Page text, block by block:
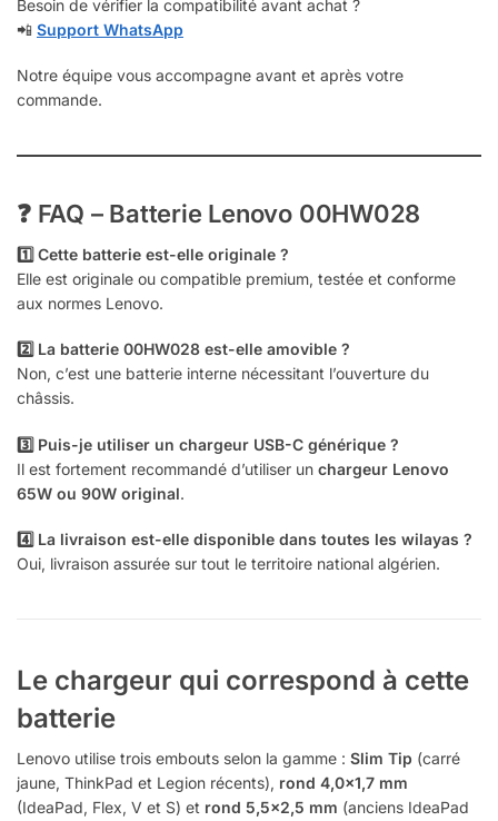
Besoin de vérifier la compatibilité avant achat ?
📲 Support WhatsApp
Notre équipe vous accompagne avant et après votre
commande.
❓ FAQ – Batterie Lenovo 00HW028
1️⃣ Cette batterie est-elle originale ?
Elle est originale ou compatible premium, testée et conforme
aux normes Lenovo.
2️⃣ La batterie 00HW028 est-elle amovible ?
Non, c’est une batterie interne nécessitant l’ouverture du
châssis.
3️⃣ Puis-je utiliser un chargeur USB-C générique ?
Il est fortement recommandé d’utiliser un chargeur Lenovo
65W ou 90W original.
4️⃣ La livraison est-elle disponible dans toutes les wilayas ?
Oui, livraison assurée sur tout le territoire national algérien.
Le chargeur qui correspond à cette
batterie
Lenovo utilise trois embouts selon la gamme : Slim Tip (carré
jaune, ThinkPad et Legion récents), rond 4,0×1,7 mm
(IdeaPad, Flex, V et S) et rond 5,5×2,5 mm (anciens IdeaPad